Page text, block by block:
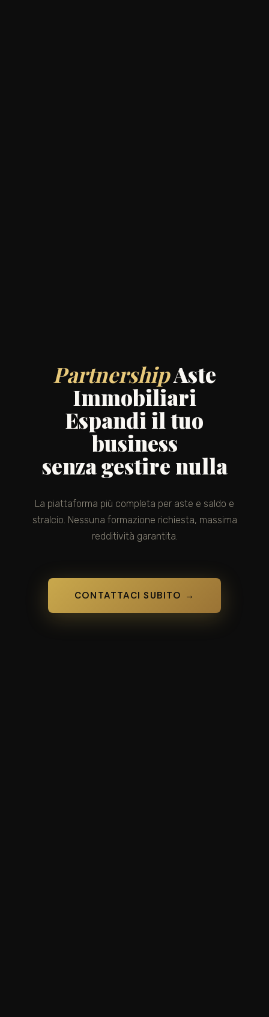
PartnershipAste
Immobiliari
Espandi il tuo
business
senza gestire nulla
La piattaforma più completa per aste e saldo e
stralcio. Nessuna formazione richiesta, massima
redditività garantita.
CONTATTACI SUBITO